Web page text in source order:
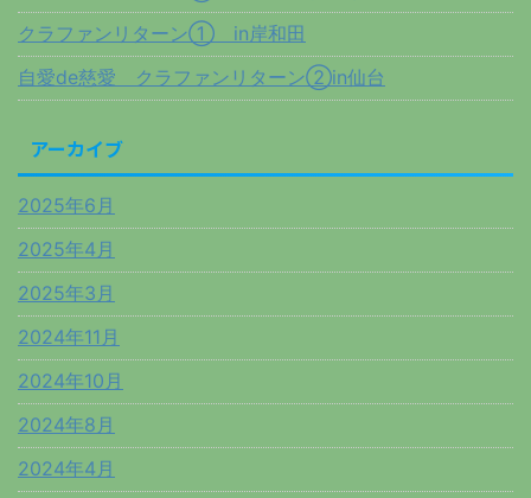
クラファンリターン① in岸和田
自愛de慈愛 クラファンリターン②in仙台
アーカイブ
2025年6月
2025年4月
2025年3月
2024年11月
2024年10月
2024年8月
2024年4月